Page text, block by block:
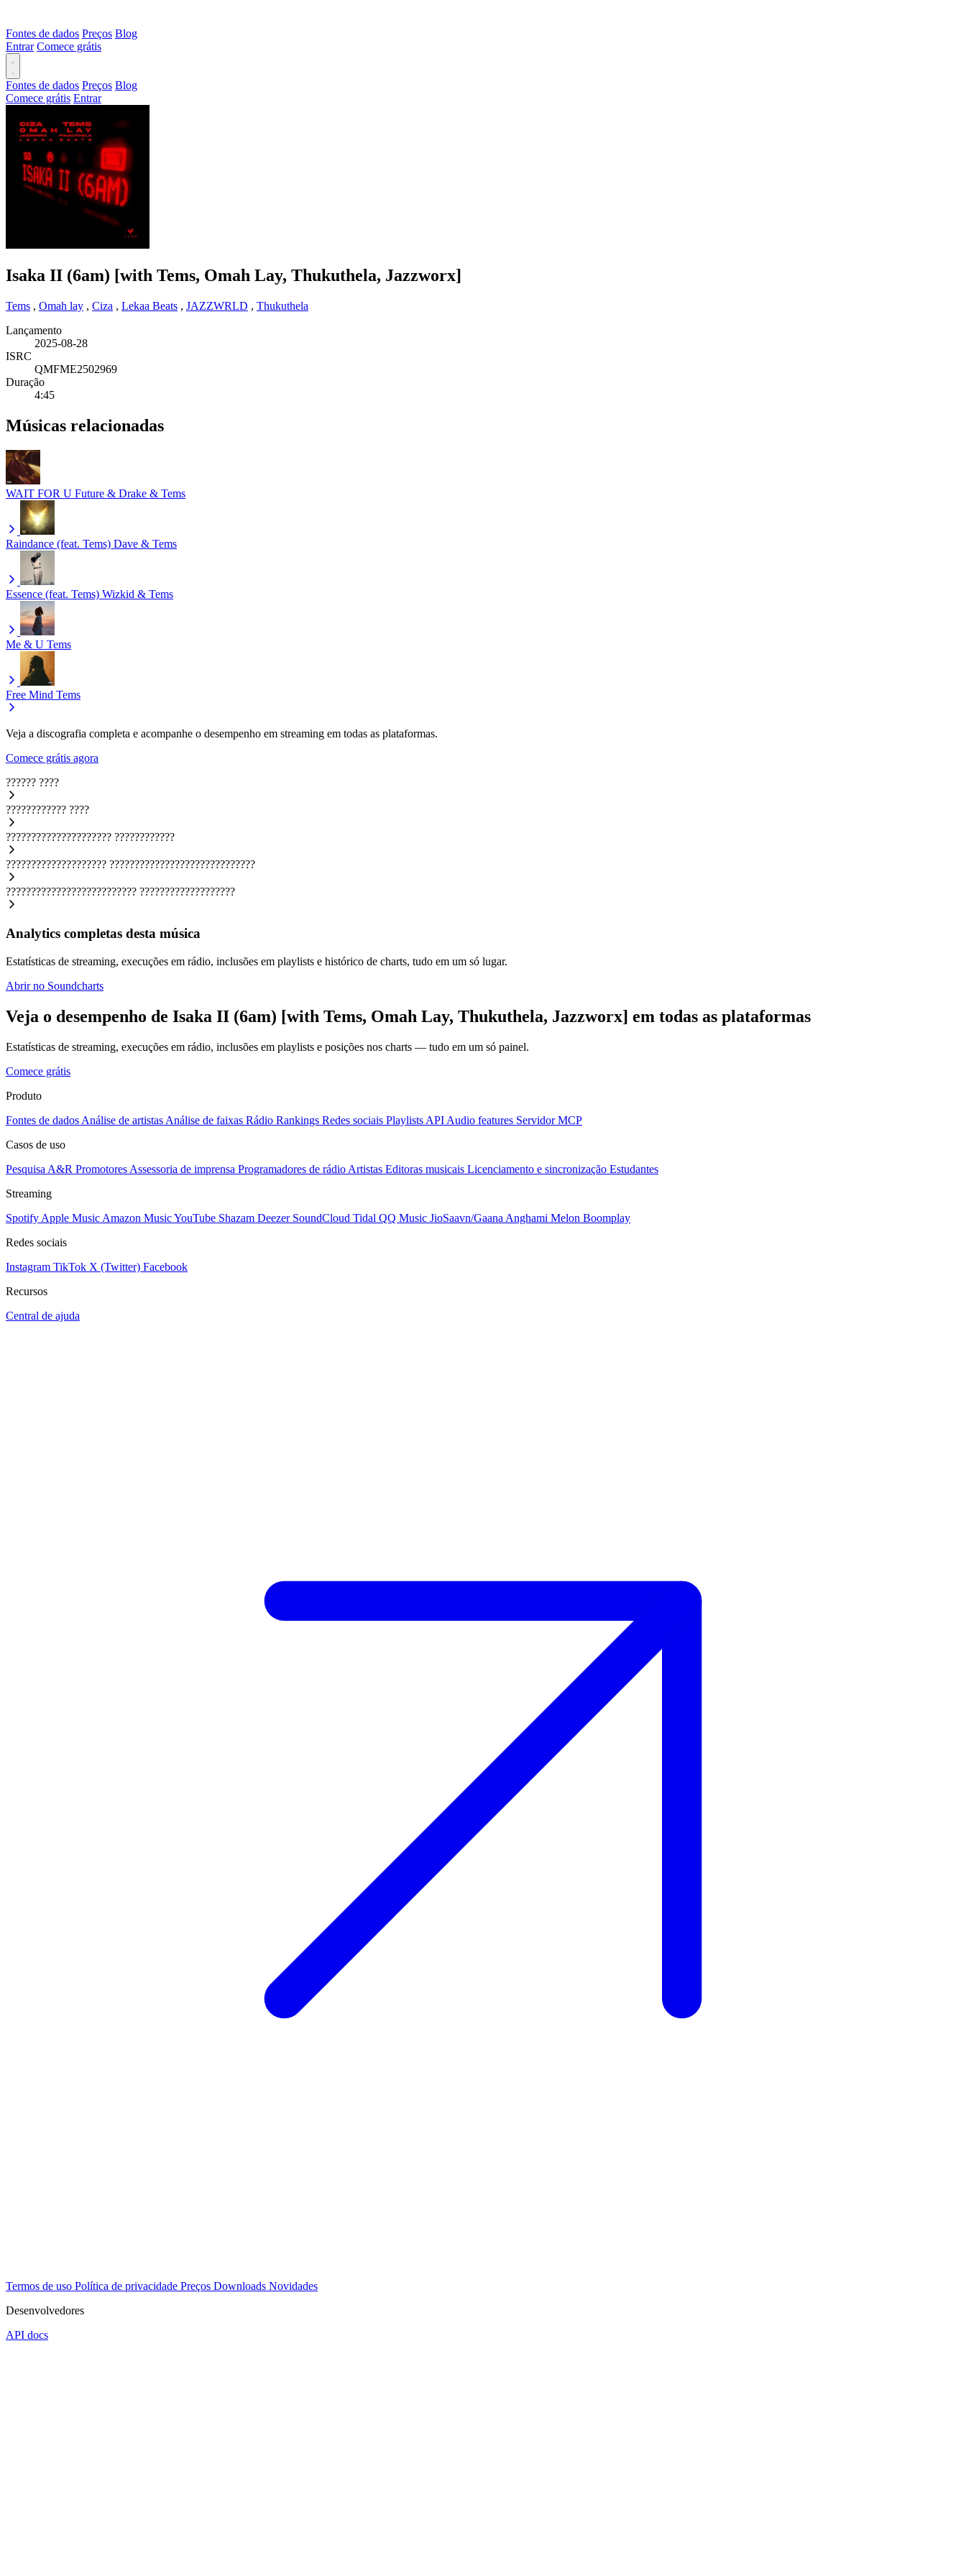
Fontes de dados Preços Blog
Entrar Comece grátis
Fontes de dados Preços Blog
Comece grátis Entrar
Isaka II (6am) [with Tems, Omah Lay, Thukuthela, Jazzworx]
Tems , Omah lay , Ciza , Lekaa Beats , JAZZWRLD , Thukuthela
Lançamento
2025-08-28
ISRC
QMFME2502969
Duração
4:45
Músicas relacionadas
WAIT FOR U Future & Drake & Tems
Raindance (feat. Tems) Dave & Tems
Essence (feat. Tems) Wizkid & Tems
Me & U Tems
Free Mind Tems
Veja a discografia completa e acompanhe o desempenho em streaming em todas as plataformas.
Comece grátis agora
?????? ????
???????????? ????
????????????????????? ????????????
???????????????????? ?????????????????????????????
?????????????????????????? ???????????????????
Analytics completas desta música
Estatísticas de streaming, execuções em rádio, inclusões em playlists e histórico de charts, tudo em um só lugar.
Abrir no Soundcharts
Veja o desempenho de Isaka II (6am) [with Tems, Omah Lay, Thukuthela, Jazzworx] em todas as plataformas
Estatísticas de streaming, execuções em rádio, inclusões em playlists e posições nos charts — tudo em um só painel.
Comece grátis
Produto
Fontes de dados Análise de artistas Análise de faixas Rádio Rankings Redes sociais Playlists API Audio features Servidor MCP
Casos de uso
Pesquisa A&R Promotores Assessoria de imprensa Programadores de rádio Artistas Editoras musicais Licenciamento e sincronização Estudantes
Streaming
Spotify Apple Music Amazon MusicYouTube Shazam Deezer SoundCloud Tidal QQ Music JioSaavn/Gaana Anghami Melon Boomplay
Redes sociais
Instagram TikTok X (Twitter) Facebook
Recursos
Central de ajuda
Termos de uso Política de privacidade Preços Downloads Novidades
Desenvolvedores
API docs